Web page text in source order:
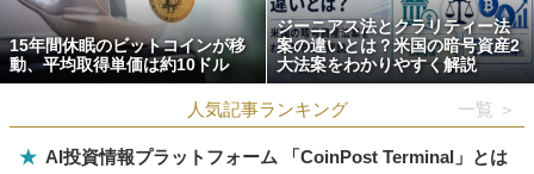
15年間休眠のビットコインが移
動、平均取得単価は約10ドル
ジーニアス法とクラリティー法
案の違いとは？米国の暗号資産2
大法案をわかりやすく解説
人気記事ランキング 一覧 ＞
★ AI投資情報プラットフォーム 「CoinPost Terminal」とは